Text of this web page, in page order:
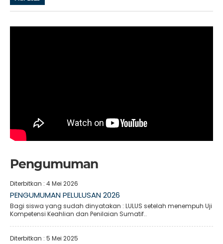
Pengumuman
Diterbitkan : 4 Mei 2026
PENGUMUMAN PELULUSAN 2026
Bagi siswa yang sudah dinyatakan : LULUS setelah menempuh Uji
Kompetensi Keahlian dan Penilaian Sumatif..
Diterbitkan : 5 Mei 2025